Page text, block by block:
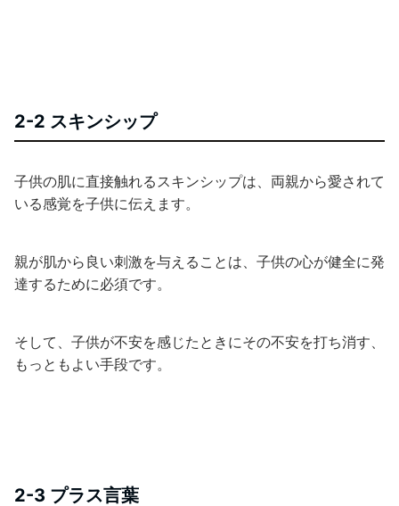
2-2 スキンシップ
子供の肌に直接触れるスキンシップは、両親から愛されて
いる感覚を子供に伝えます。
親が肌から良い刺激を与えることは、子供の心が健全に発
達するために必須です。
そして、子供が不安を感じたときにその不安を打ち消す、
もっともよい手段です。
2-3 プラス言葉